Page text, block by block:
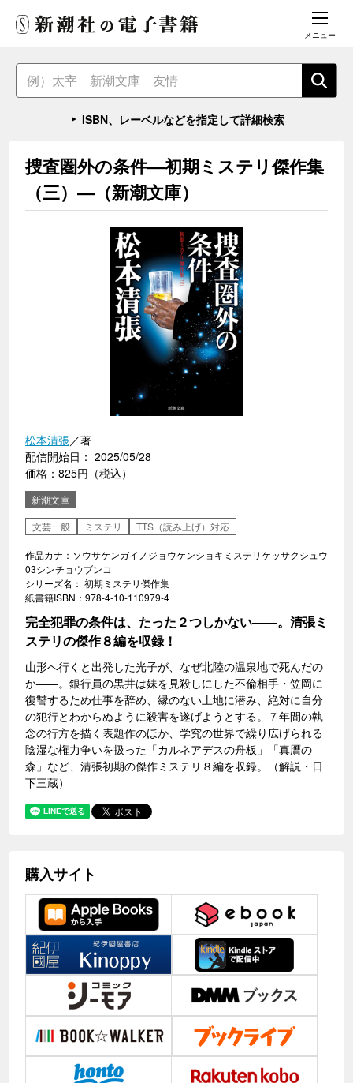
メニュー
ISBN、レーベルなどを指定して詳細検索
捜査圏外の条件―初期ミステリ傑作集
（三）―（新潮文庫）
松本清張／著
配信開始日： 2025/05/28
価格：825円（税込）
新潮文庫
文芸一般
ミステリ TTS（読み上げ）対応
作品カナ：ソウサケンガイノジョウケンショキミステリケッサクシュウ
03シンチョウブンコ
シリーズ名： 初期ミステリ傑作集
紙書籍ISBN：978-4-10-110979-4
完全犯罪の条件は、たった２つしかない――。清張ミ
ステリの傑作８編を収録！
山形へ行くと出発した光子が、なぜ北陸の温泉地で死んだの
か――。銀行員の黒井は妹を見殺しにした不倫相手・笠岡に
復讐するため仕事を辞め、縁のない土地に潜み、絶対に自分
の犯行とわからぬように殺害を遂げようとする。７年間の執
念の行方を描く表題作のほか、学究の世界で繰り広げられる
陰湿な権力争いを扱った「カルネアデスの舟板」「真贋の
森」など、清張初期の傑作ミステリ８編を収録。（解説・日
下三蔵）
購入サイト